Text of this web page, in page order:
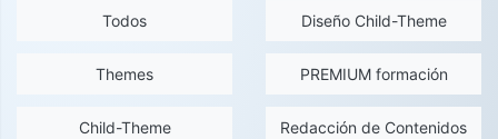
Todos
Themes
Child-Theme
Diseño Child-Theme
PREMIUM formación
Redacción de Contenidos